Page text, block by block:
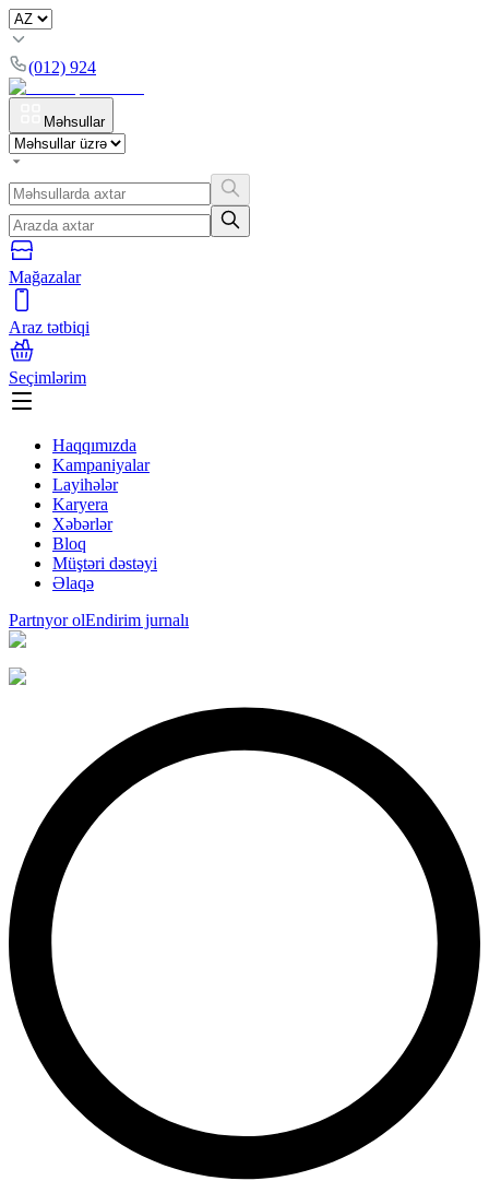
(012) 924
Məhsullar
Mağazalar
Araz tətbiqi
Seçimlərim
Haqqımızda
Kampaniyalar
Layihələr
Karyera
Xəbərlər
Bloq
Müştəri dəstəyi
Əlaqə
Partnyor olEndirim jurnalı